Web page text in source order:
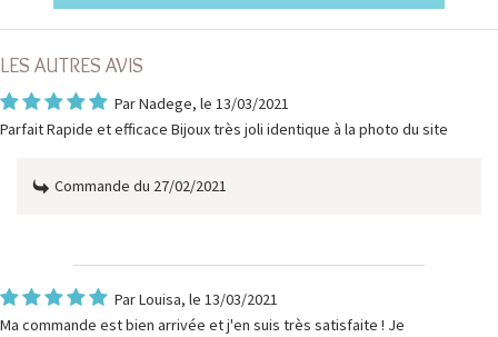
LES AUTRES AVIS
ParNadege, le 13/03/2021
Parfait Rapide et efficace Bijoux très joli identique à la photo du site
Commande du 27/02/2021
ParLouisa, le 13/03/2021
Ma commande est bien arrivée et j'en suis très satisfaite ! Je